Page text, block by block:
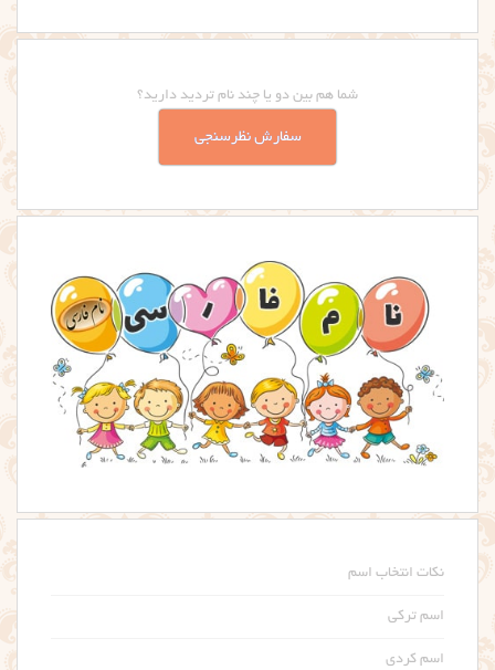
شما هم بین دو یا چند نام تردید دارید؟
سفارش نظرسنجی
نکات انتخاب اسم
اسم ترکی
اسم کردی